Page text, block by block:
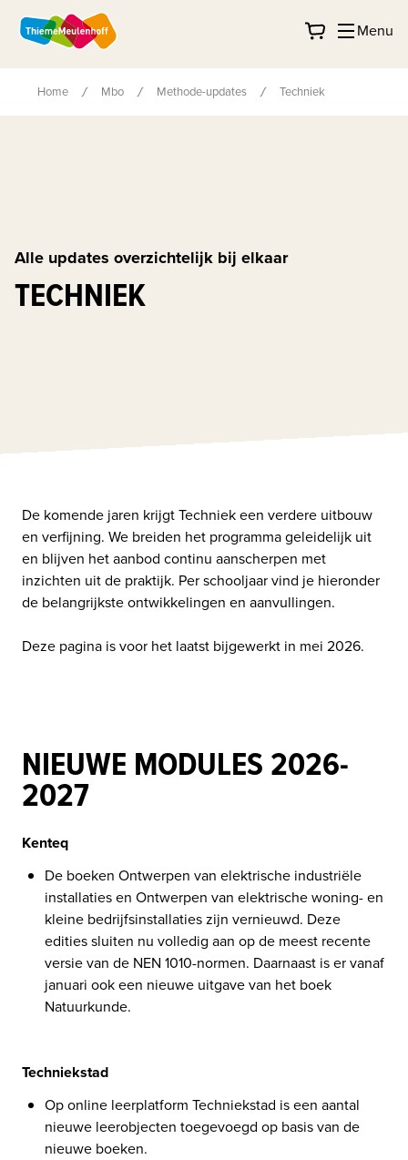
Menu
Home Mbo Methode-updates Techniek
Alle updates overzichtelijk bij elkaar
TECHNIEK
De komende jaren krijgt Techniek een verdere uitbouw
en verfijning. We breiden het programma geleidelijk uit
en blijven het aanbod continu aanscherpen met
inzichten uit de praktijk. Per schooljaar vind je hieronder
de belangrijkste ontwikkelingen en aanvullingen.
Deze pagina is voor het laatst bijgewerkt in mei 2026.
NIEUWE MODULES 2026-
2027
Kenteq
De boeken Ontwerpen van elektrische industriële
installaties en Ontwerpen van elektrische woning- en
kleine bedrijfsinstallaties zijn vernieuwd. Deze
edities sluiten nu volledig aan op de meest recente
versie van de NEN 1010-normen. Daarnaast is er vanaf
januari ook een nieuwe uitgave van het boek
Natuurkunde.
Techniekstad
Op online leerplatform Techniekstad is een aantal
nieuwe leerobjecten toegevoegd op basis van de
nieuwe boeken.